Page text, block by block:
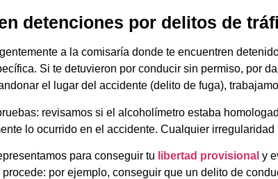
detenciones por delitos de
a la comisaría donde te encuentren
Si te detuvieron por conducir sin permiso, por
el lugar del accidente (delito de fuga),
revisamos si el alcoholímetro estaba
lo ocurrido en el accidente. Cualquier
para conseguir tu libertad provisional y
por ejemplo, conseguir que un delito de